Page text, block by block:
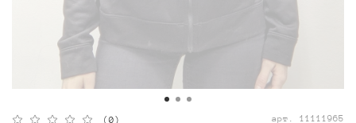
(0) арт. 11111965